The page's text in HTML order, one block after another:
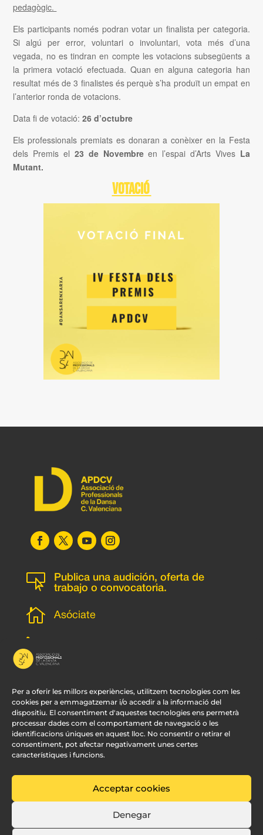
Per a oferir les millors experiències, utilitzem tecnologies com les
cookies per a emmagatzemar i/o accedir a la informació del
dispositiu. El consentiment d'aquestes tecnologies ens permetrà
processar dades com el comportament de navegació o les
identificacions úniques en aquest lloc. No consentir o retirar el
consentiment, pot afectar negativament unes certes
característiques i funcions.
Acceptar cookies
Denegar
pedagògic.
Els participants només podran votar un finalista per categoria.
Si algú per error, voluntari o involuntari, vota més d’una
vegada, no es tindran en compte les votacions subsegüents a
la primera votació efectuada. Quan en alguna categoria han
resultat més de 3 finalistes és perquè s’ha produït un empat en
l’anterior ronda de votacions.
Data fi de votació:26 d’octubre
Els professionals premiats es donaran a conèixer en la Festa
dels Premis el 23 de Novembreen l’espai d’Arts VivesLa
Mutant.
VOTACIÓ

Publica una audición, oferta de
trabajo o convocatoria.
 Asóciate
l
Diseño Web Valencia:Innobing